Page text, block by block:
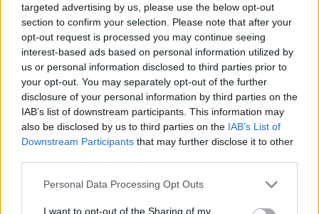
targeted advertising by us, please use the below opt-out
section to confirm your selection. Please note that after your
opt-out request is processed you may continue seeing
interest-based ads based on personal information utilized by
us or personal information disclosed to third parties prior to
your opt-out. You may separately opt-out of the further
disclosure of your personal information by third parties on the
IAB’s list of downstream participants. This information may
also be disclosed by us to third parties on the IAB’s List of
Downstream Participants that may further disclose it to other
Please note that this website/app uses one or more Google
not limited to your visit or usage behaviour. You may click to
Personal Data Processing Opt Outs
I want to opt-out of the Sharing of my
Most váltak láthatóvá
Németországban a
Willkommenskultur határai
2021. május 25.